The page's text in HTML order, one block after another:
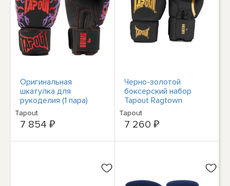
Оригинальная
шкатулка для
рукоделия (1 пара)
Tapout
7 854 ₽
Черно-золотой
боксерский набор
Tapout Ragtown
Boxhandschuhe
Tapout
7 260 ₽